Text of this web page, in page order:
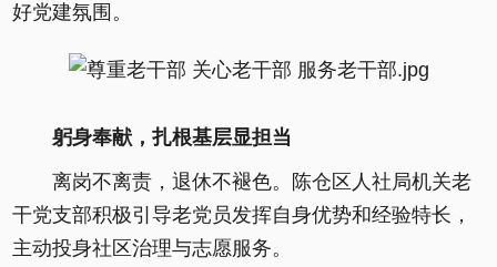
好党建氛围。
躬身奉献，扎根基层显担当
离岗不离责，退休不褪色。陈仓区人社局机关老
干党支部积极引导老党员发挥自身优势和经验特长，
主动投身社区治理与志愿服务。